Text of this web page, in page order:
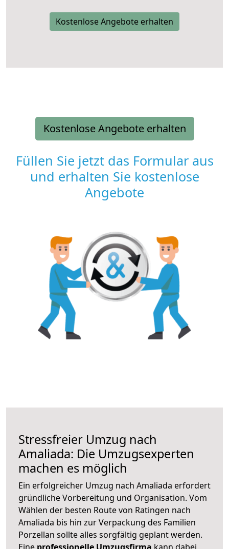
Kostenlose Angebote erhalten
Kostenlose Angebote erhalten
Füllen Sie jetzt das Formular aus
und erhalten Sie kostenlose
Angebote
Stressfreier Umzug nach
Amaliada: Die Umzugsexperten
machen es möglich
Ein erfolgreicher Umzug nach Amaliada erfordert
gründliche Vorbereitung und Organisation. Vom
Wählen der besten Route von Ratingen nach
Amaliada bis hin zur Verpackung des Familien
Porzellan sollte alles sorgfältig geplant werden.